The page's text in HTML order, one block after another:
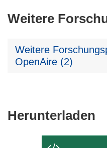
Weitere
Weitere
OpenAire (2)
Herunterladen